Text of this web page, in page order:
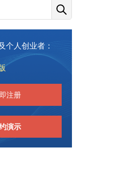
个人创业者：
注册
演示